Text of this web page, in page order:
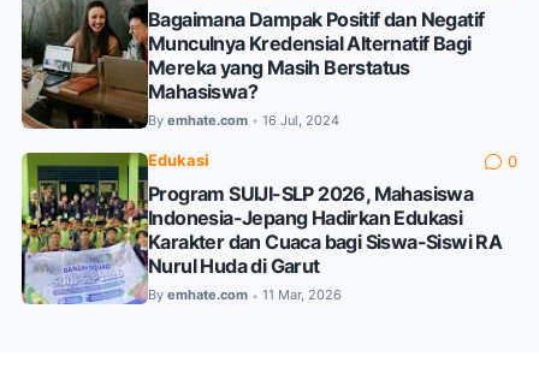
Bagaimana Dampak Positif dan Negatif
Munculnya Kredensial Alternatif Bagi
Mereka yang Masih Berstatus
Mahasiswa?
By emhate.com • 16 Jul, 2024
Edukasi 0
Program SUIJI-SLP 2026, Mahasiswa
Indonesia-Jepang Hadirkan Edukasi
Karakter dan Cuaca bagi Siswa-Siswi RA
Nurul Huda di Garut
By emhate.com • 11 Mar, 2026